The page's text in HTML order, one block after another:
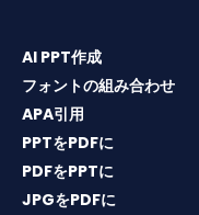
AI PPT作成
フォントの組み合わせ
APA引用
PPTをPDFに
PDFをPPTに
JPGをPDFに